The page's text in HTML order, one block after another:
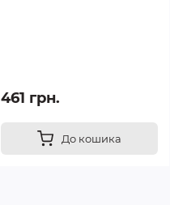
461 грн.
До кошика